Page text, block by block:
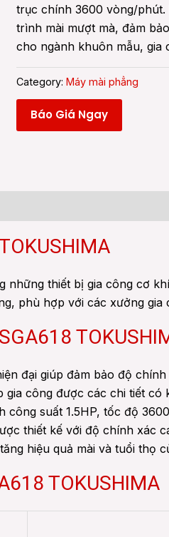
trục chính 3600 vòng/
trình mài mượt mà, đảm
cho ngành khuôn mẫu, gia
Category: Máy mài phẳng
Báo Giá Ngay
những thiết bị gia công cơ
phù hợp với các xưởng
đại giúp đảm bảo độ
gia công được các chi tiết có
suất 1.5HP, tốc độ
thiết kế với độ chính xác
hiệu quả mài và tuổi thọ
TOKUSHIMA